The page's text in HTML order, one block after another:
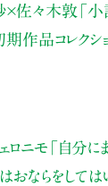
×佐々木敦 「
作品コレクシ
ロニモ 「自分
おならをしては